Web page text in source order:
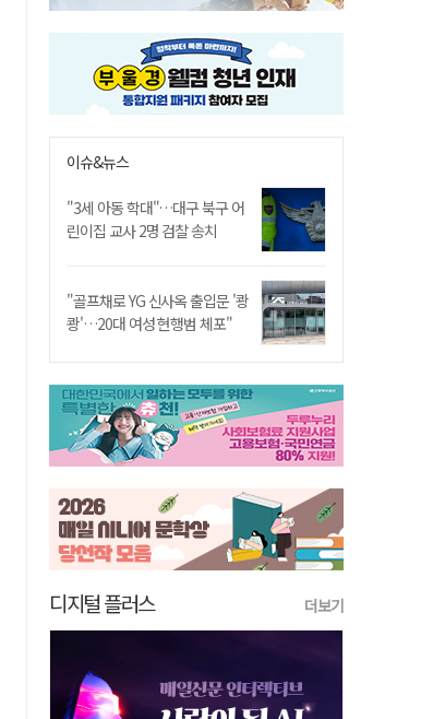
이슈&뉴스
"3세 아동 학대"…대구 북구 어
린이집 교사 2명 검찰 송치
"골프채로 YG 신사옥 출입문 '쾅
쾅'…20대 여성 현행범 체포"
디지털 플러스 더보기